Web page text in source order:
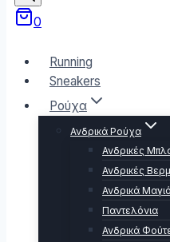
0
Running
Sneakers
Ρούχα
Ανδρικά Ρούχα
Ανδρικές
Ανδρικές
Ανδρικά Μαγιό
Παντελόνια
Ανδρικά